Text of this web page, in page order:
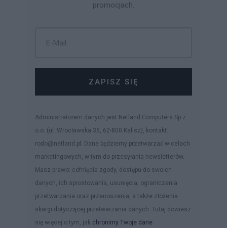
promocjach.
ZAPISZ SIĘ
Administratorem danych jest Netland Computers Sp z
o.o. (ul. Wrocławska 35, 62-800 Kalisz), kontakt:
rodo@netland.pl. Dane będziemy przetwarzać w celach
marketingowych, w tym do przesyłania newsletterów.
Masz prawo: cofnięcia zgody, dostępu do swoich
danych, ich sprostowania, usunięcia, ograniczenia
przetwarzania oraz przenoszenia, a także złożenia
skargi dotyczącej przetwarzania danych. Tutaj dowiesz
się więcej o tym, jak chronimy Twoje dane.